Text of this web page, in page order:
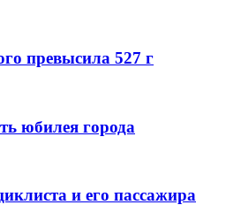
превысила 527 г
юбилея города
и его пассажира